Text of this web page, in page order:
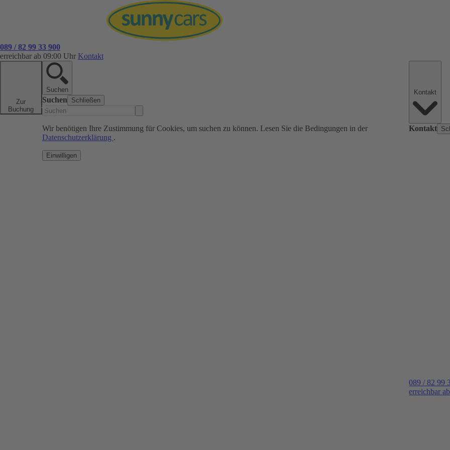
089 / 82 99 33 900
erreichbar ab 09:00 Uhr Kontakt
Zur
Buchung
Suchen
Suchen Schließen
Wir benötigen Ihre Zustimmung für Cookies, um suchen zu können. Lesen Sie die Bedingungen in der
Datenschutzerklärung .
Einwilligen
Kontakt
089 / 82 99
erreichbar